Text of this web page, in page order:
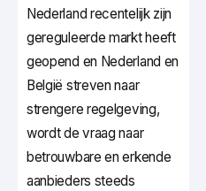
Nederland recentelijk zijn
gereguleerde markt heeft
geopend en Nederland en
België streven naar
strengere regelgeving,
wordt de vraag naar
betrouwbare en erkende
aanbieders steeds